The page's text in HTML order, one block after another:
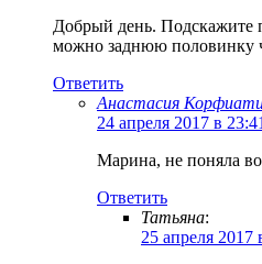
Добрый день. Подскажите
можно заднюю половинку
Ответить
Анастасия
24 апреля 2017 в 23:41
Марина, не поняла
Ответить
Татьяна:
25 апреля 2017